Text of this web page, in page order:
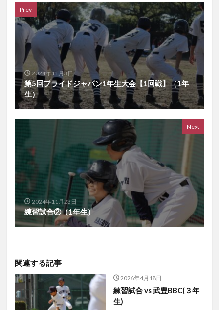
Prev
2024年11月3日
第5回プライドジャパン1年生大会【1回戦】（1年
生）
Next
2024年11月23日
練習試合②（1年生）
関連する記事
2026年4月18日
練習試合 vs 武豊BBC(３年
生)